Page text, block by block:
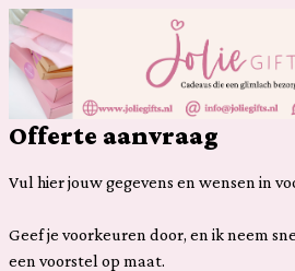
Offerte aanvraag
Vul hier jouw gegevens en wensen in
Geef je voorkeuren door, en ik neem
een voorstel op maat.